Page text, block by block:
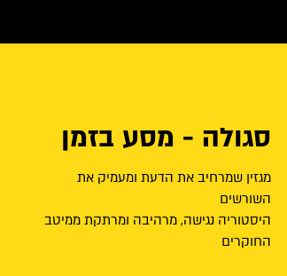
סגולה - מסע בזמן
מגזין שמרחיב את הדעת ומעמיק את
השורשים
היסטוריה נגישה, מרהיבה ומרתקת ממיטב
החוקרים